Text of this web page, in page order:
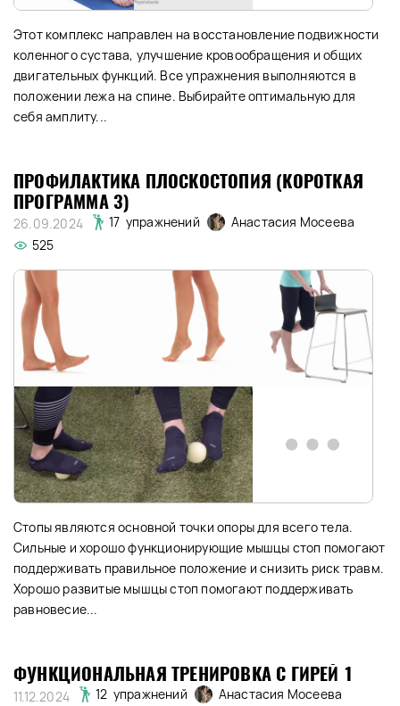
Этот комплекс направлен на восстановление подвижности
коленного сустава, улучшение кровообращения и общих
двигательных функций. Все упражнения выполняются в
положении лежа на спине. Выбирайте оптимальную для
себя амплиту...
ПРОФИЛАКТИКА ПЛОСКОСТОПИЯ (КОРОТКАЯ
ПРОГРАММА 3)
26.09.2024 17 упражнений
Анастасия Мосеева
525
Стопы являются основной точки опоры для всего тела.
Сильные и хорошо функционирующие мышцы стоп помогают
поддерживать правильное положение и снизить риск травм.
Хорошо развитые мышцы стоп помогают поддерживать
равновесие...
ФУНКЦИОНАЛЬНАЯ ТРЕНИРОВКА С ГИРЕЙ 1
11.12.2024 12 упражнений
Анастасия Мосеева